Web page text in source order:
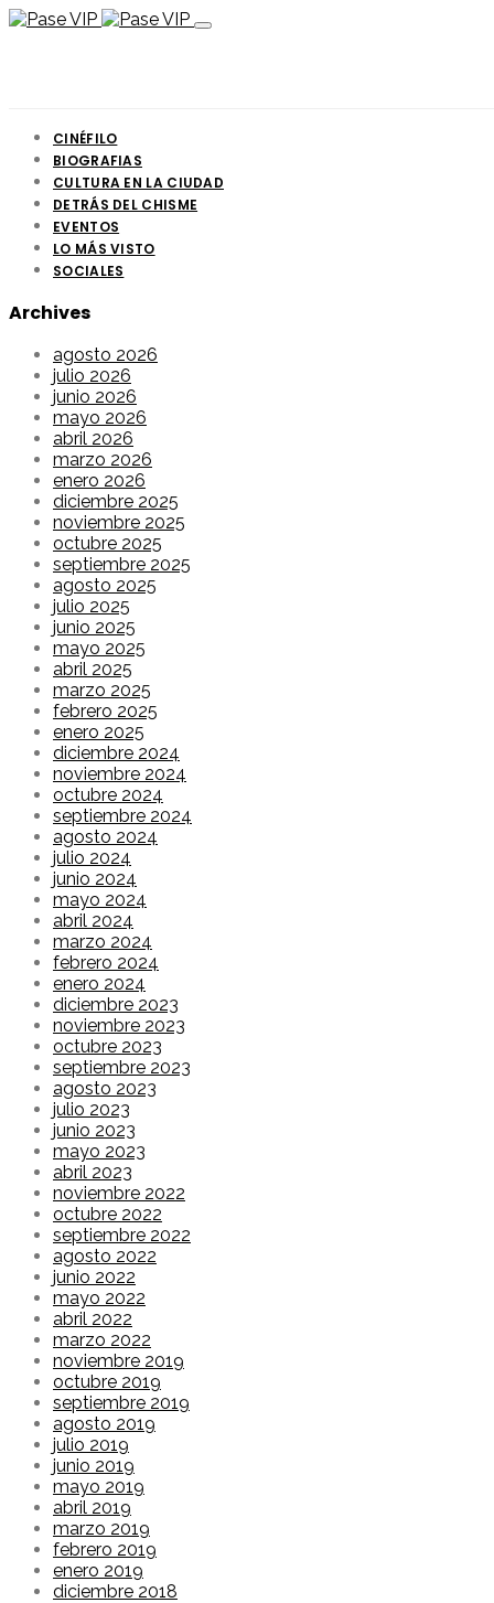
CINÉFILO
BIOGRAFIAS
CULTURA EN LA CIUDAD
DETRÁS DEL CHISME
EVENTOS
LO MÁS VISTO
SOCIALES
Archives
agosto 2026
julio 2026
junio 2026
mayo 2026
abril 2026
marzo 2026
enero 2026
diciembre 2025
noviembre 2025
octubre 2025
septiembre 2025
agosto 2025
julio 2025
junio 2025
mayo 2025
abril 2025
marzo 2025
febrero 2025
enero 2025
diciembre 2024
noviembre 2024
octubre 2024
septiembre 2024
agosto 2024
julio 2024
junio 2024
mayo 2024
abril 2024
marzo 2024
febrero 2024
enero 2024
diciembre 2023
noviembre 2023
octubre 2023
septiembre 2023
agosto 2023
julio 2023
junio 2023
mayo 2023
abril 2023
noviembre 2022
octubre 2022
septiembre 2022
agosto 2022
junio 2022
mayo 2022
abril 2022
marzo 2022
noviembre 2019
octubre 2019
septiembre 2019
agosto 2019
julio 2019
junio 2019
mayo 2019
abril 2019
marzo 2019
febrero 2019
enero 2019
diciembre 2018